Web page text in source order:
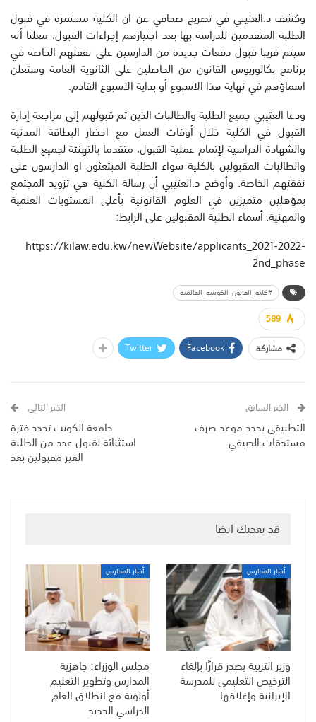
وكشف د.العتيبي في تصريح صحافي عن ان الكلية مستمرة في قبول
الطلبة المتقدمين للدراسة بها بعد اجتيازهم إجراءات القبول، معلنا أنه
سيتم قريبا قبول دفعات جديدة من الدارسين على نفقتهم الخاصة في
برنامج بكالوريوس القانون من الحاصلين على الثانوية العامة وستعلن
اسماؤهم في نهاية هذا الاسبوع أو بداية الاسبوع القادم.
ودعا العتيبي جميع الطلبة والطالبات الذين تم قبولهم إلى مراجعة إدارة
القبول في الكلية خلال أوقات العمل مع احضار البطاقة المدنية
والشهادة الدراسية لإتمام عملية القبول، متقدما بالتهنئة لجميع الطلبة
والطالبات المقبولين بالكلية سواء الطلبة المبتعثون او الدارسون على
نفقتهم الخاصة. وأوضح د.العتيبي أن رسالة الكلية هي تزويد المجتمع
بمؤهلين متميزين في العلوم القانونية بأعلى المستويات العلمية
والمهنية. أسماء الطلبة المقبولين على الرابط:
https://kilaw.edu.kw/newWebsite/applicants_2021-2022-
2nd_phase
#كلية_القانون_الكويتية_العالمية
589
مشاركة
Facebook
Twitter
الخبر السابق
التطبيقي يحدد موعد صرف
مستحقات الصيفي
الخبر التالي
جامعة الكويت تحدد فترة
استثنائة لقبول عدد من الطلبة
الغير مقبولين بعد
قد يعجبك ايضا
أخبار المدارس
وزير التربية يصدر قرارًا بإلغاء
الترخيص التعليمي للمدرسة
الإيرانية وإغلاقها
أخبار المدارس
مجلس الوزراء: جاهزية
المدارس وتطوير التعليم
أولوية مع انطلاق العام
الدراسي الجديد